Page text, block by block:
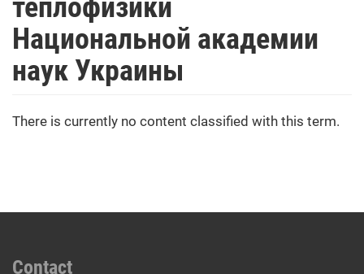
теплофизики
Национальной академии
наук Украины
There is currently no content classified with this term.
Contact